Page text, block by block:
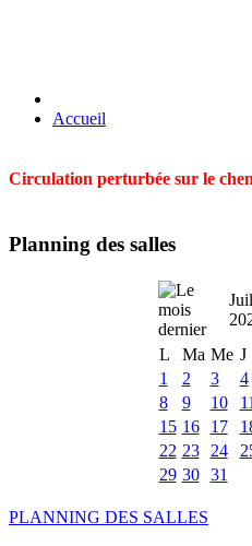
Accueil
Circulation perturbée sur le
Planning des salles
L
Ma Me J
1
2 3 4
8
9 10 11
15 16 17
22 23 24
29 30 31
PLANNING DES SALLES